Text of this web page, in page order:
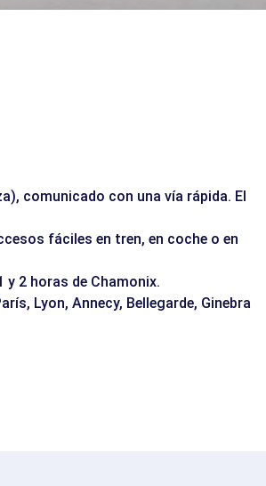
comunicado con una vía rápida. El
fáciles en tren, en coche o en
2 horas de Chamonix.
Lyon, Annecy, Bellegarde, Ginebra